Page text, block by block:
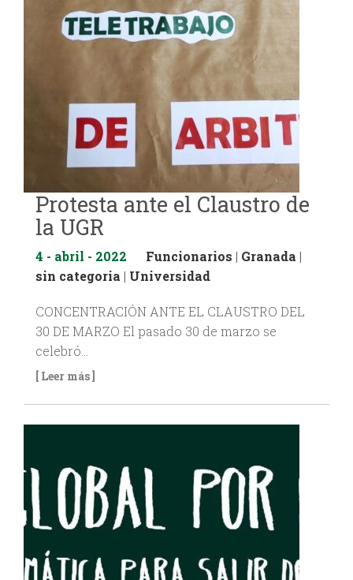
Protesta ante el Claustro de
la UGR
4 - abril - 2022 Funcionarios | Granada |
sin categoria | Universidad
CONCENTRACIÓN ANTE EL CLAUSTRO DEL
30 DE MARZO El pasado 30 de marzo se
celebró…
[ Leer más ]